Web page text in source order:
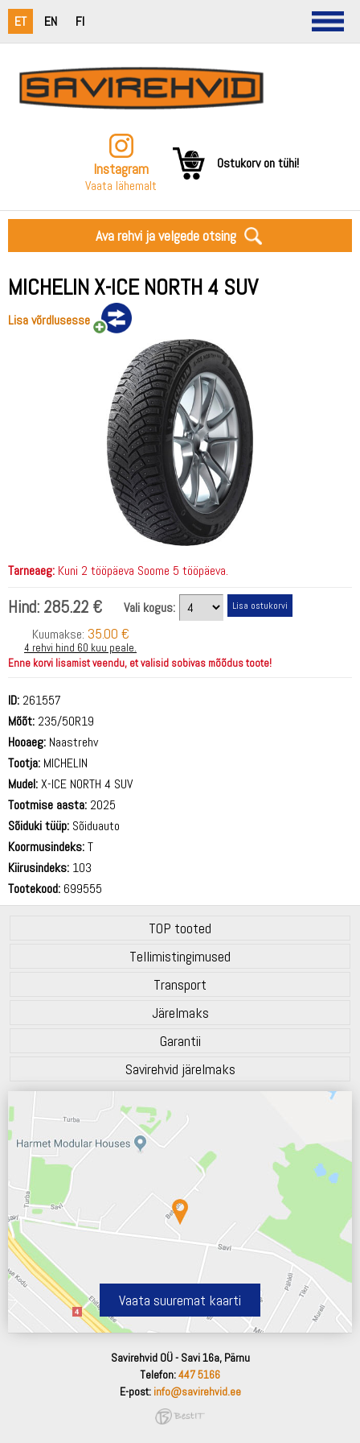
ET EN FI
Instagram
Vaata lähemalt
Ostukorv on tühi!
Ava rehvi ja velgede otsing
MICHELIN X-ICE NORTH 4 SUV
Lisa võrdlusesse
Tarneaeg: Kuni 2 tööpäeva Soome 5 tööpäeva.
Hind: 285.22 €
Vali kogus:
Kuumakse: 35.00 €
4 rehvi hind 60 kuu peale.
Enne korvi lisamist veendu, et valisid sobivas mõõdus toote!
ID: 261557
Mõõt: 235/50R19
Hooaeg: Naastrehv
Tootja: MICHELIN
Mudel:X-ICE NORTH 4 SUV
Tootmise aasta: 2025
Sõiduki tüüp: Sõiduauto
Koormusindeks:T
Kiirusindeks: 103
Tootekood: 699555
TOP tooted
Tellimistingimused
Transport
Järelmaks
Garantii
Savirehvid järelmaks
Vaata suuremat kaarti
Savirehvid OÜ - Savi 16a, Pärnu
Telefon:447 5166
E-post: info@savirehvid.ee